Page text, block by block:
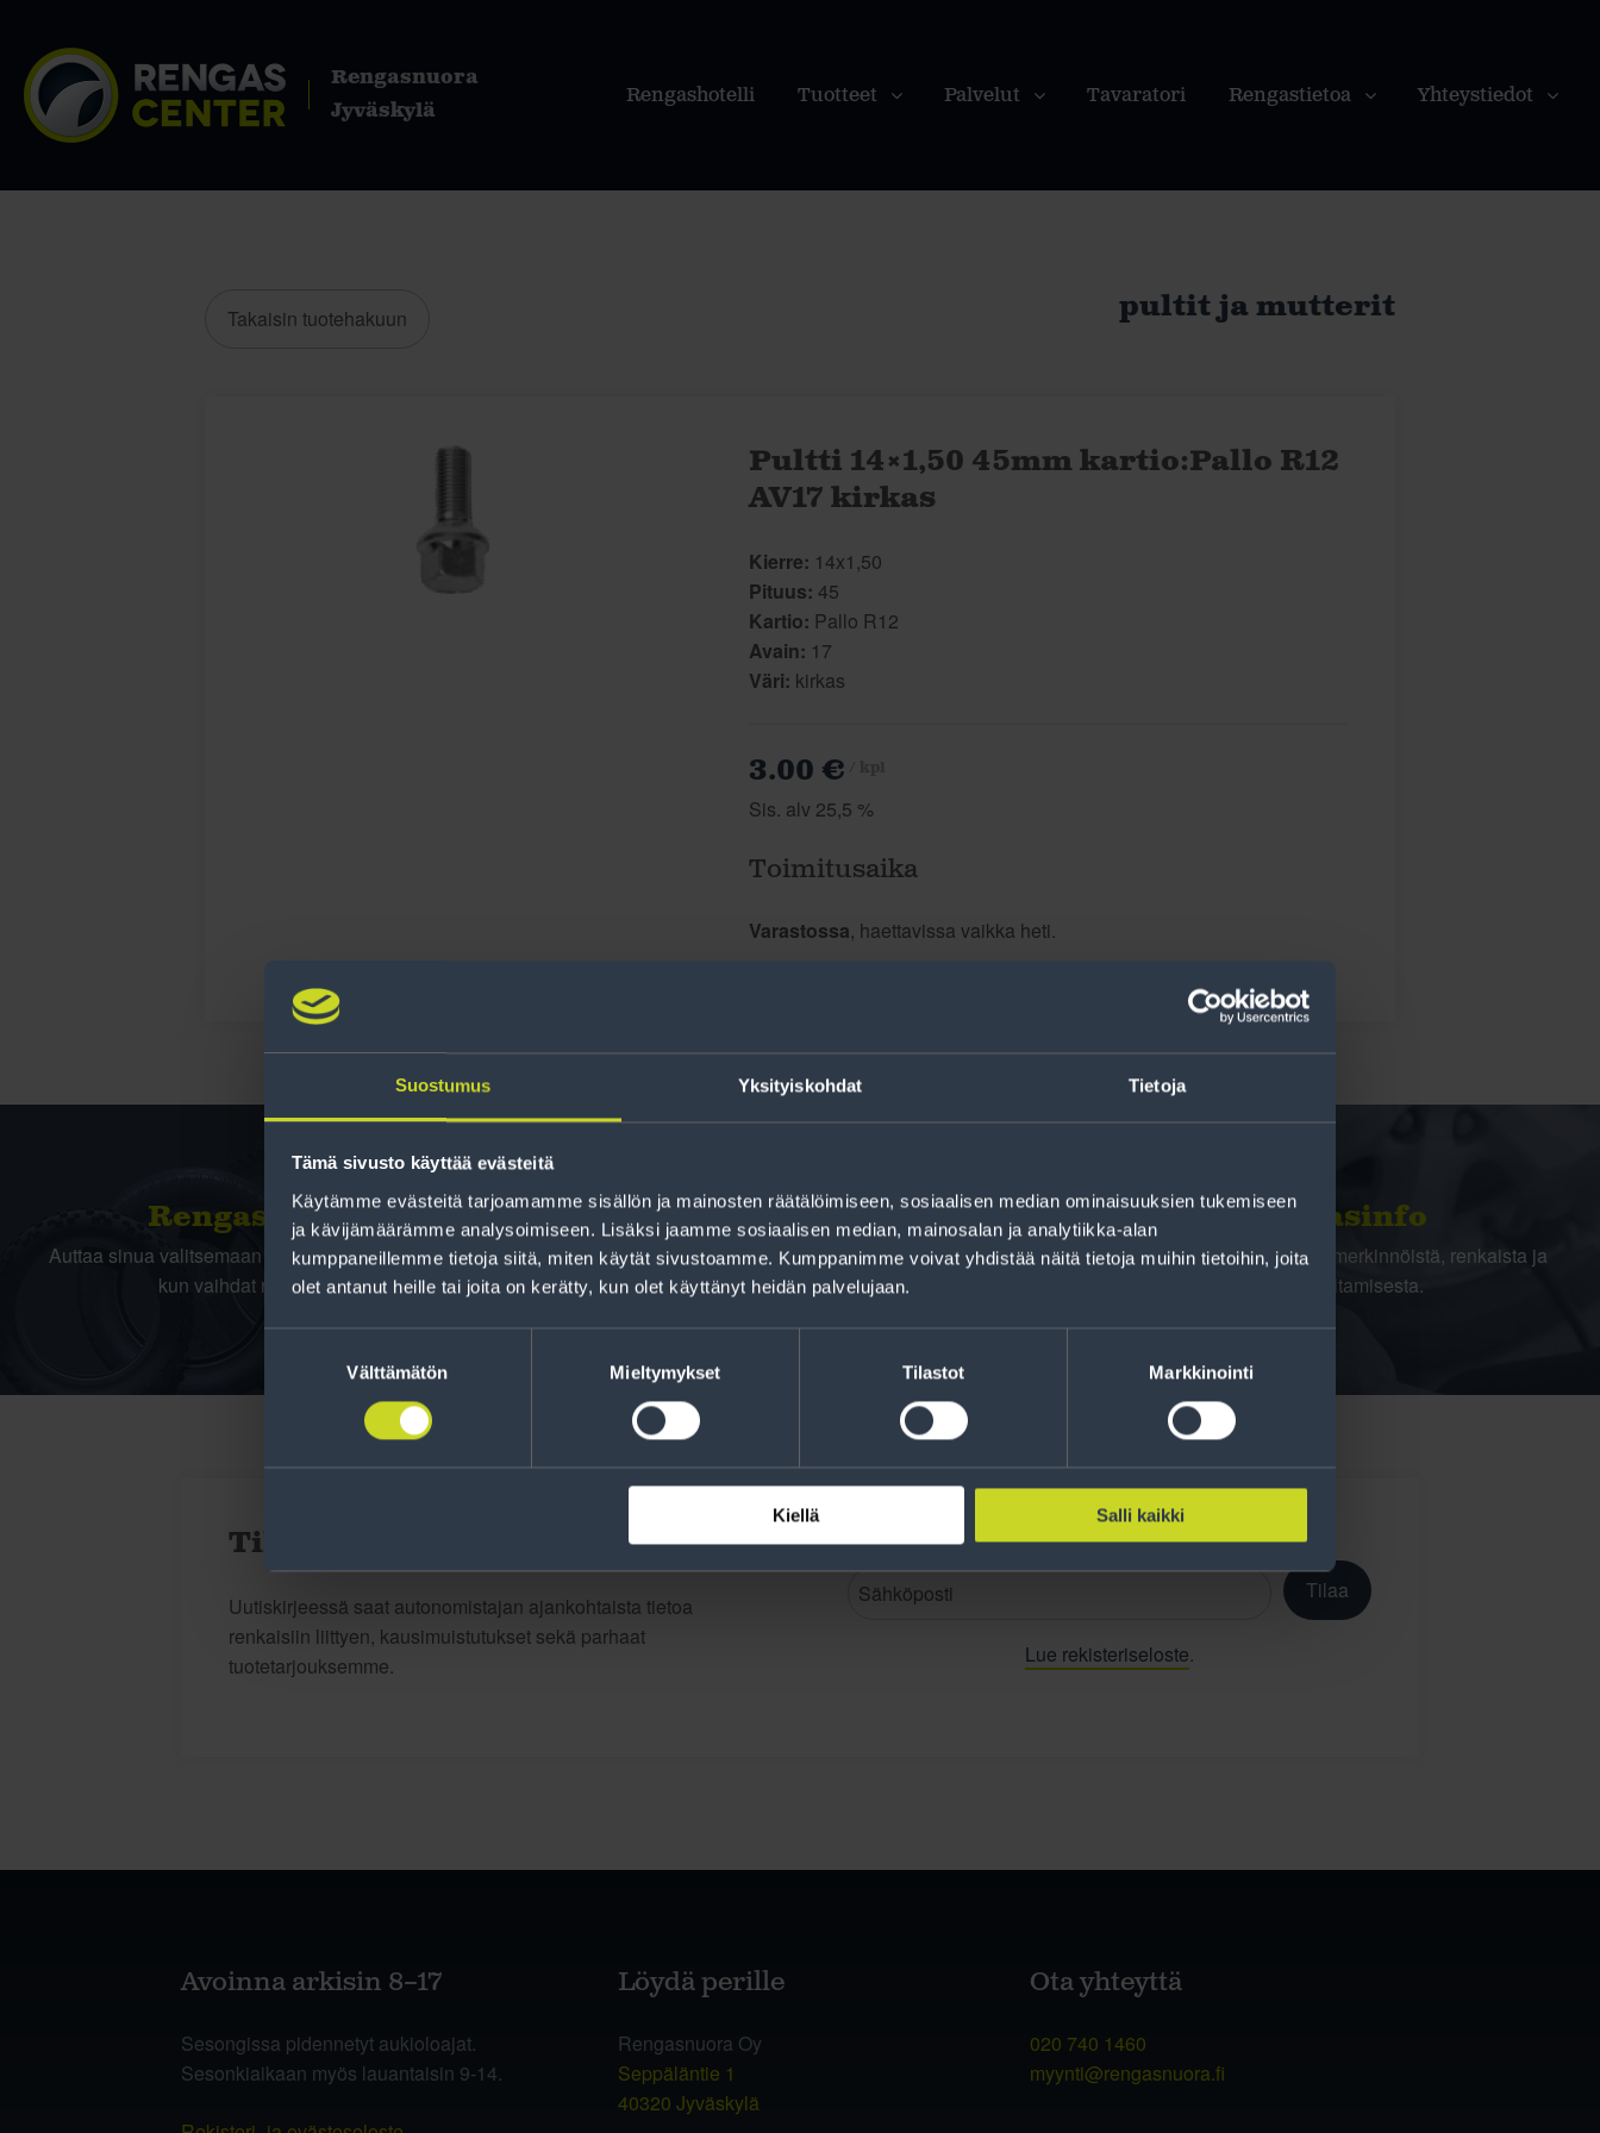
Suostumus Yksityiskohdat Tietoja
Tämä sivusto käyttää evästeitä
Käytämme evästeitä tarjoamamme sisällön ja mainosten räätälöimiseen, sosiaalisen median ominaisuuksien tukemiseen
ja kävijämäärämme analysoimiseen. Lisäksi jaamme sosiaalisen median, mainosalan ja analytiikka-alan
kumppaneillemme tietoja siitä, miten käytät sivustoamme. Kumppanimme voivat yhdistää näitä tietoja muihin tietoihin, joita
olet antanut heille tai joita on kerätty, kun olet käyttänyt heidän palvelujaan.
Välttämätön Mieltymykset Tilastot Markkinointi
Kiellä Salli kaikki
Rengasnuora
Jyväskylä
Rengashotelli Tuotteet Palvelut Tavaratori Rengastietoa Yhteystiedot
Takaisin tuotehakuun pultit ja mutterit
Pultti 14×1,50 45mm kartio:Pallo R12
AV17 kirkas
Kierre: 14x1,50
Pituus: 45
Kartio: Pallo R12
Avain: 17
Väri: kirkas
3.00 €
Sis. alv 25,5 %
Toimitusaika
Varastossa, haettavissa vaikka heti.
Rengas­laskuri
Auttaa sinua valitsemaan oikean kokoisen renkaan,
kun vaihdat rengaskokoa.
Rahoitus
Tee ostoksesi RengasCenter-tilillä. Saat
maksuaikaa renkaillesi.
Rengasinfo
Tavallisen ihmisen tietoa merkinnöistä, renkaista ja
niiden huoltamisesta.
Tilaa uutiskirje
Uutiskirjeessä saat autonomistajan ajankohtaista tietoa
renkaisiin liittyen, kausimuistutukset sekä parhaat
tuotetarjouksemme.
Tilaa
Lue rekisteriseloste.
Avoinna arkisin 8–17
Sesongissa pidennetyt aukioloajat.
Sesonkiaikaan myös lauantaisin 9-14.
Löydä perille
Rengasnuora Oy
Seppäläntie 1
40320 Jyväskylä
Ota yhteyttä
020 740 1460
myynti@rengasnuora.fi